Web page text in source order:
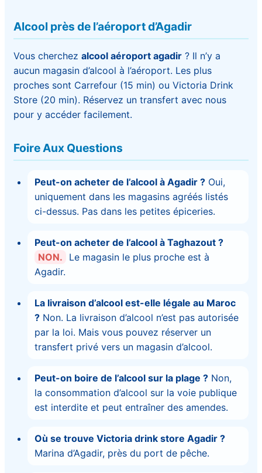
Alcool près de l’aéroport d’Agadir
Vous cherchez alcool aéroport agadir ? Il n’y a
aucun magasin d’alcool à l’aéroport. Les plus
proches sont Carrefour (15 min) ou Victoria Drink
Store (20 min). Réservez un transfert avec nous
pour y accéder facilement.
Foire Aux Questions
Peut-on acheter de l’alcool à Agadir ? Oui,
uniquement dans les magasins agréés listés
ci-dessus. Pas dans les petites épiceries.
Peut-on acheter de l’alcool à Taghazout ?
NON.
Le magasin le plus proche est à
Agadir.
La livraison d’alcool est-elle légale au Maroc
? Non. La livraison d’alcool n’est pas autorisée
par la loi. Mais vous pouvez réserver un
transfert privé vers un magasin d’alcool.
Peut-on boire de l’alcool sur la plage ? Non,
la consommation d’alcool sur la voie publique
est interdite et peut entraîner des amendes.
Où se trouve Victoria drink store Agadir ?
Marina d’Agadir, près du port de pêche.